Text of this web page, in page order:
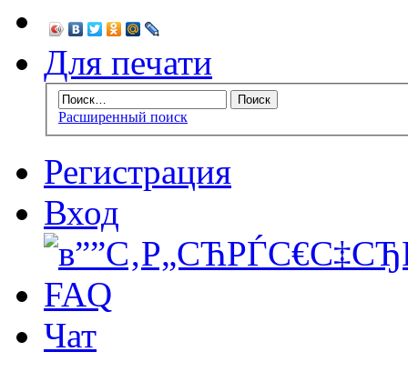
Для печати
Расширенный поиск
Регистрация
Вход
FAQ
Чат